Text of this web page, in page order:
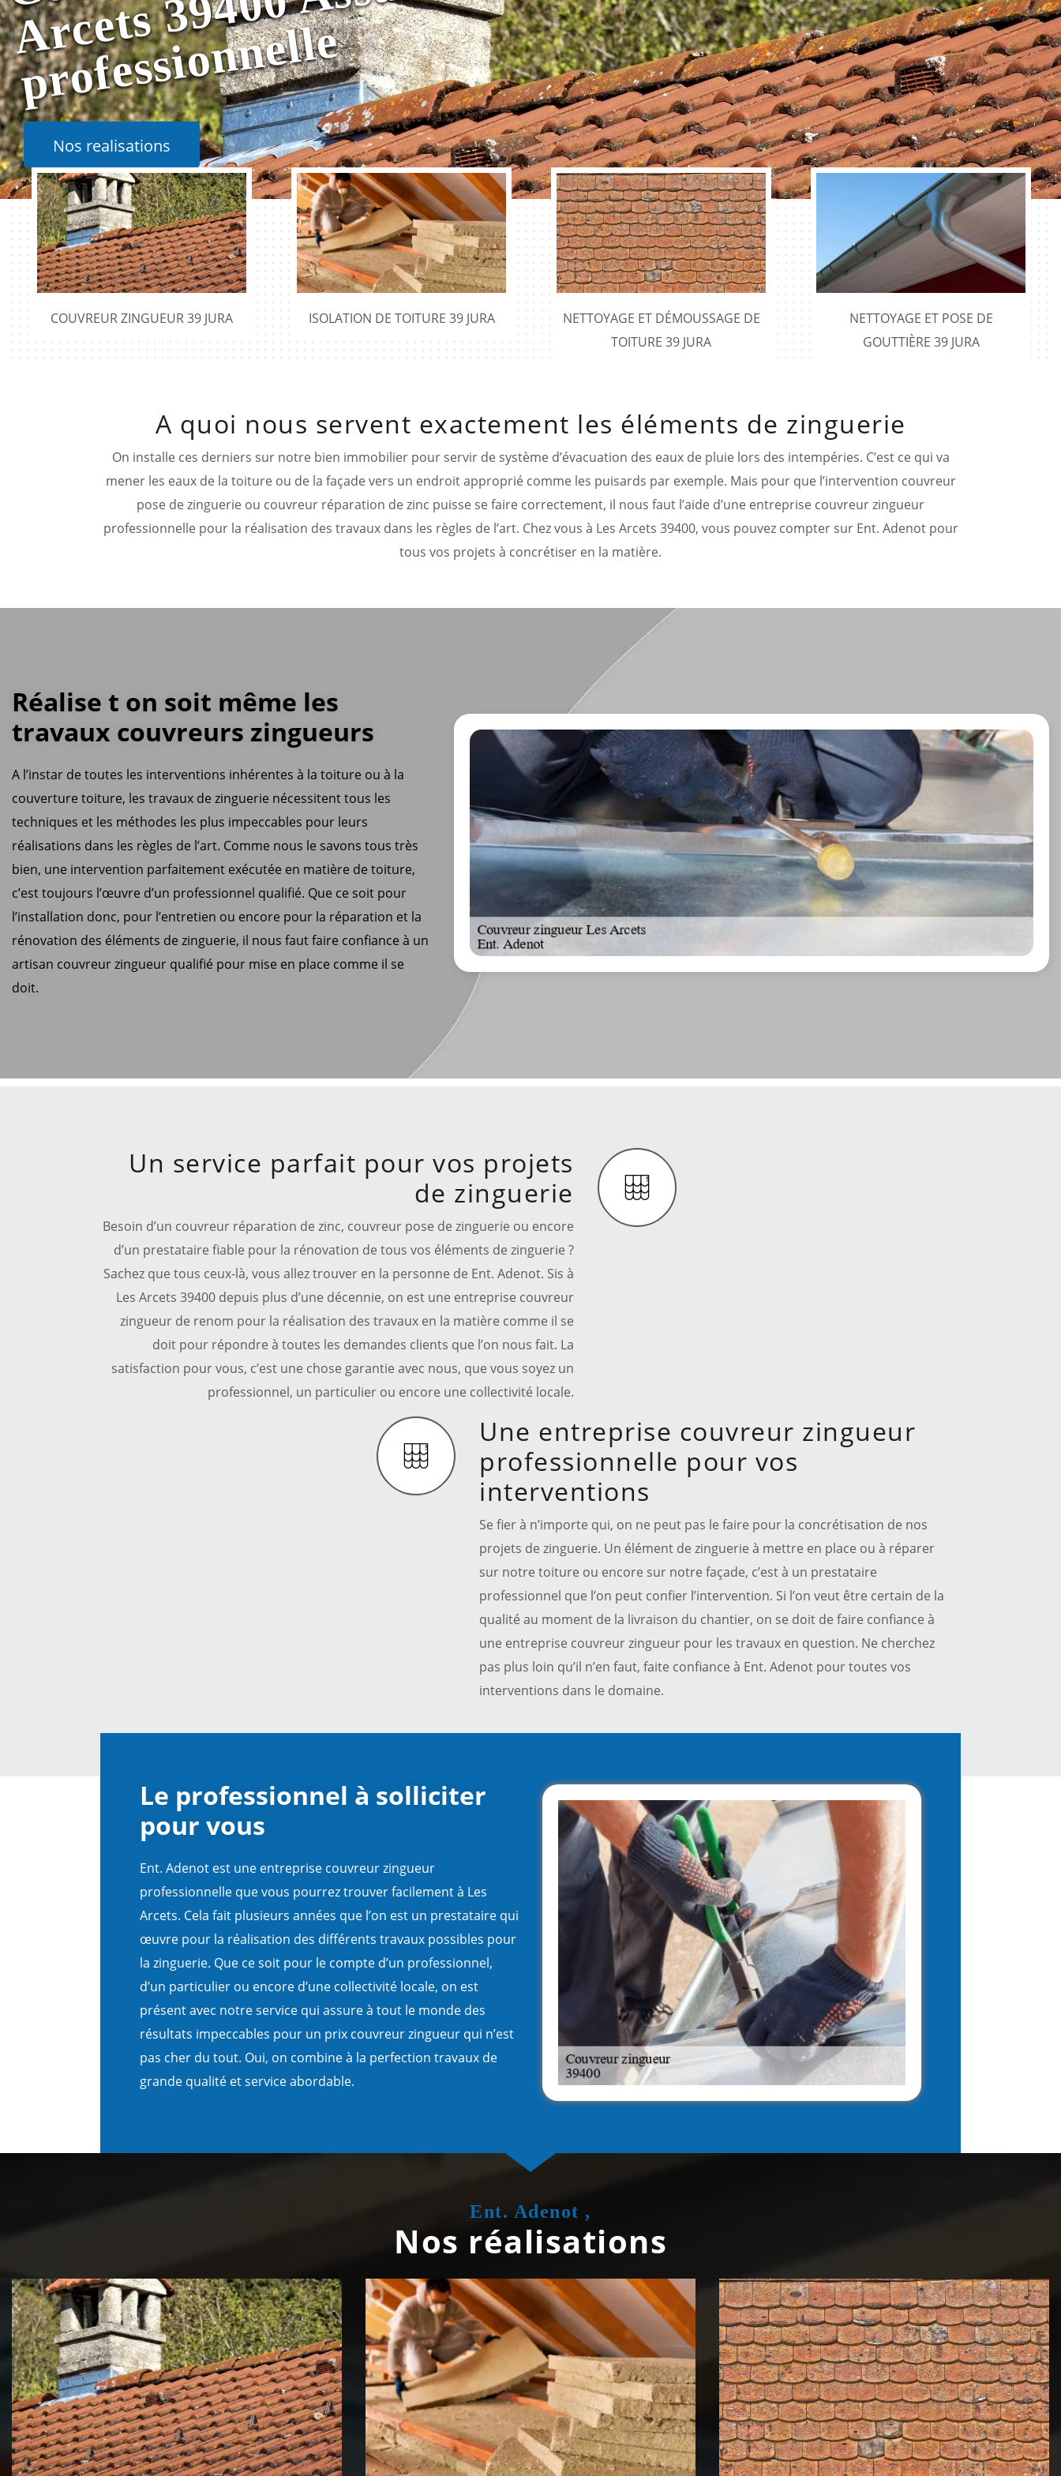
e
Nos realisations
COUVREUR ZINGUEUR 39 JURA ISOLATION DE TOITURE 39 JURA
NETTOYAGE ET DÉMOUSSAGE DE
TOITURE 39 JURA
NETTOYAGE ET POSE DE
GOUTTIÈRE 39 JURA
A quoi nous servent exactement les éléments de zinguerie
On installe ces derniers sur notre bien immobilier pour servir de système d’évacuation des eaux de pluie lors des intempéries. C’est ce qui va
mener les eaux de la toiture ou de la façade vers un endroit approprié comme les puisards par exemple. Mais pour que l’intervention couvreur
pose de zinguerie ou couvreur réparation de zinc puisse se faire correctement, il nous faut l’aide d’une entreprise couvreur zingueur
professionnelle pour la réalisation des travaux dans les règles de l’art. Chez vous à Les Arcets 39400, vous pouvez compter sur Ent. Adenot pour
tous vos projets à concrétiser en la matière.
Réalise t on soit même les
travaux couvreurs zingueurs
A l’instar de toutes les interventions inhérentes à la toiture ou à la
couverture toiture, les travaux de zinguerie nécessitent tous les
techniques et les méthodes les plus impeccables pour leurs
réalisations dans les règles de l’art. Comme nous le savons tous très
bien, une intervention parfaitement exécutée en matière de toiture,
c’est toujours l’œuvre d’un professionnel qualifié. Que ce soit pour
l’installation donc, pour l’entretien ou encore pour la réparation et la
rénovation des éléments de zinguerie, il nous faut faire confiance à un
artisan couvreur zingueur qualifié pour mise en place comme il se
doit.
Un service parfait pour vos projets
de zinguerie
Besoin d’un couvreur réparation de zinc, couvreur pose de zinguerie ou encore
d’un prestataire fiable pour la rénovation de tous vos éléments de zinguerie ?
Sachez que tous ceux-là, vous allez trouver en la personne de Ent. Adenot. Sis à
Les Arcets 39400 depuis plus d’une décennie, on est une entreprise couvreur
zingueur de renom pour la réalisation des travaux en la matière comme il se
doit pour répondre à toutes les demandes clients que l’on nous fait. La
satisfaction pour vous, c’est une chose garantie avec nous, que vous soyez un
professionnel, un particulier ou encore une collectivité locale.
Une entreprise couvreur zingueur
professionnelle pour vos
interventions
Se fier à n’importe qui, on ne peut pas le faire pour la concrétisation de nos
projets de zinguerie. Un élément de zinguerie à mettre en place ou à réparer
sur notre toiture ou encore sur notre façade, c’est à un prestataire
professionnel que l’on peut confier l’intervention. Si l’on veut être certain de la
qualité au moment de la livraison du chantier, on se doit de faire confiance à
une entreprise couvreur zingueur pour les travaux en question. Ne cherchez
pas plus loin qu’il n’en faut, faite confiance à Ent. Adenot pour toutes vos
interventions dans le domaine.
Le professionnel à solliciter
pour vous
Ent. Adenot est une entreprise couvreur zingueur
professionnelle que vous pourrez trouver facilement à Les
Arcets. Cela fait plusieurs années que l’on est un prestataire qui
œuvre pour la réalisation des différents travaux possibles pour
la zinguerie. Que ce soit pour le compte d’un professionnel,
d’un particulier ou encore d’une collectivité locale, on est
présent avec notre service qui assure à tout le monde des
résultats impeccables pour un prix couvreur zingueur qui n’est
pas cher du tout. Oui, on combine à la perfection travaux de
grande qualité et service abordable.
Ent. Adenot ,
Nos réalisations
Couvreur zingueur 39 Jura Isolation de toiture 39 Jura
Nettoyage et démoussage de
toiture 39 Jura